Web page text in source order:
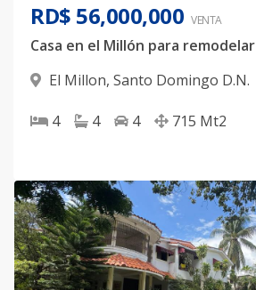
RD$ 56,000,000 VENTA
Casa en el Millón para remodelar
El Millon, Santo Domingo D.N.
4 4 4 715 Mt2